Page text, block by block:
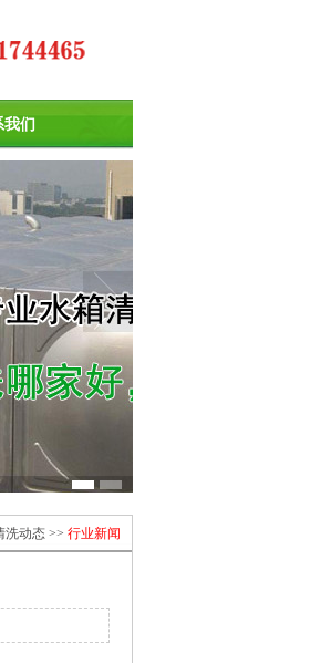
我们
洗动态 >> 行业新闻